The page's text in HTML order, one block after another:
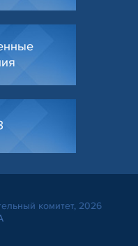
комитет, 2026